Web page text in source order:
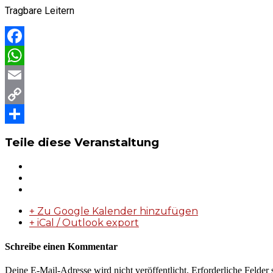
Tragbare Leitern
Facebook
WhatsApp
Email
Copy
Teile diese Veranstaltung
+ Zu Google Kalender hinzufügen
+ iCal / Outlook export
Schreibe einen Kommentar
Deine E-Mail-Adresse wird nicht veröffentlicht. Erforderliche Felder